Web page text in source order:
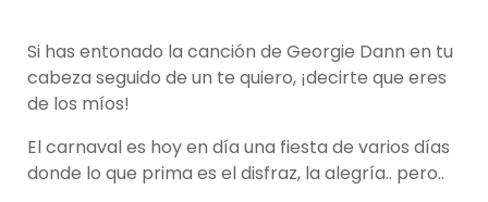
Si has entonado la canción de Georgie Dann en tu
cabeza seguido de un te quiero, ¡decirte que eres
de los míos!
El carnaval es hoy en día una fiesta de varios días
donde lo que prima es el disfraz, la alegría.. pero..